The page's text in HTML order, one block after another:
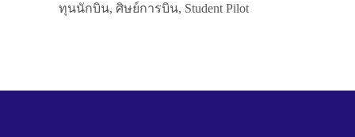
ทุนนักบิน, ศิษย์การบิน, Student Pilot